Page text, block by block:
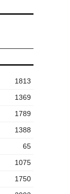
1813
1369
1789
1388
65
1075
1750